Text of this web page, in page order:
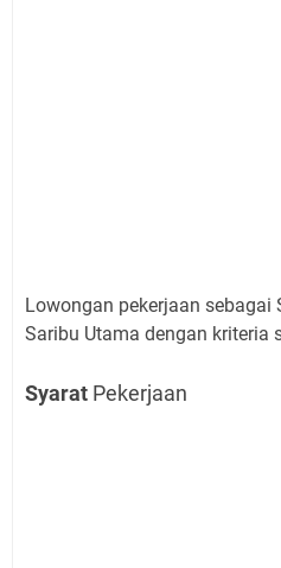
Lowongan pekerjaan sebagai
Saribu Utama dengan kriteria
Syarat Pekerjaan